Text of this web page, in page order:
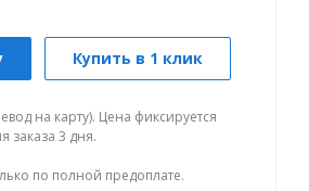
Купить в 1 клик
на карту). Цена фиксируется
заказа 3 дня.
по полной предоплате.